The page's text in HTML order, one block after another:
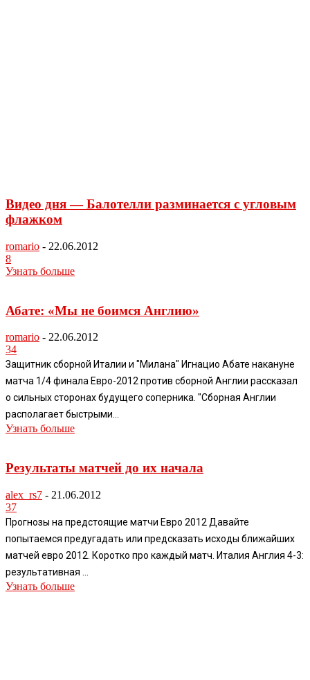
Видео дня — Балотелли разминается с угловым
флажком
romario - 22.06.2012
8
Узнать больше
Абате: «Мы не боимся Англию»
romario - 22.06.2012
34
Защитник сборной Италии и "Милана" Игнацио Абате накануне
матча 1/4 финала Евро-2012 против сборной Англии рассказал
о сильных сторонах будущего соперника. "Сборная Англии
располагает быстрыми...
Узнать больше
Результаты матчей до их начала
alex_rs7 - 21.06.2012
37
Прогнозы на предстоящие матчи Евро 2012 Давайте
попытаемся предугадать или предсказать исходы ближайших
матчей евро 2012. Коротко про каждый матч. Италия Англия 4-3:
результативная ...
Узнать больше